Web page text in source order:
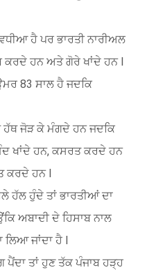
ਹੈ ਪਰ ਭਾਰਤੀ ਨਾਰੀਅਲ
ਕਰਦੇ ਹਨ ਅਤੇ ਗੋਰੇ ਖਾਂਦੇ ਹਨ l
83 ਸਾਲ ਹੈ ਜਦਕਿ
ਹੱਥ ਜੋੜ ਕੇ ਮੰਗਦੇ ਹਨ ਜਦਕਿ
ਖਾਂਦੇ ਹਨ, ਕਸਰਤ ਕਰਦੇ ਹਨ
ਕਰਦੇ ਹਨ l
ਹੱਲ ਹੁੰਦੇ ਤਾਂ ਭਾਰਤੀਆਂ ਦਾ
ਅਬਾਦੀ ਦੇ ਹਿਸਾਬ ਨਾਲ
ਲਿਆ ਜਾਂਦਾ ਹੈ l
ਪੈਂਦਾ ਤਾਂ ਹੁਣ ਤੱਕ ਪੰਜਾਬ ਹੜ੍ਹ